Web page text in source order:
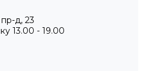
д, 23
13.00 - 19.00